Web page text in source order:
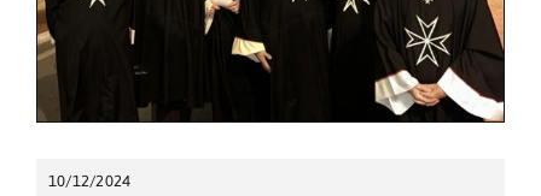
10/12/2024